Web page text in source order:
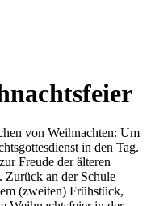
von Weihnachten: Um
in den Tag.
Freude der älteren
Zurück an der Schule
(zweiten) Frühstück,